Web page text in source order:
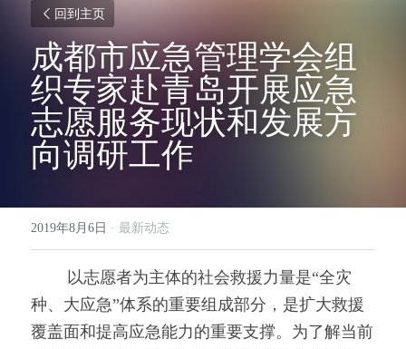
回到主页
成都市应急管理学会组
织专家赴青岛开展应急
志愿服务现状和发展方
向调研工作
2019年8月6日 · 最新动态
种、大应急”体系的重要组成部分，是扩大救援
覆盖面和提高应急能力的重要支撑。为了解当前